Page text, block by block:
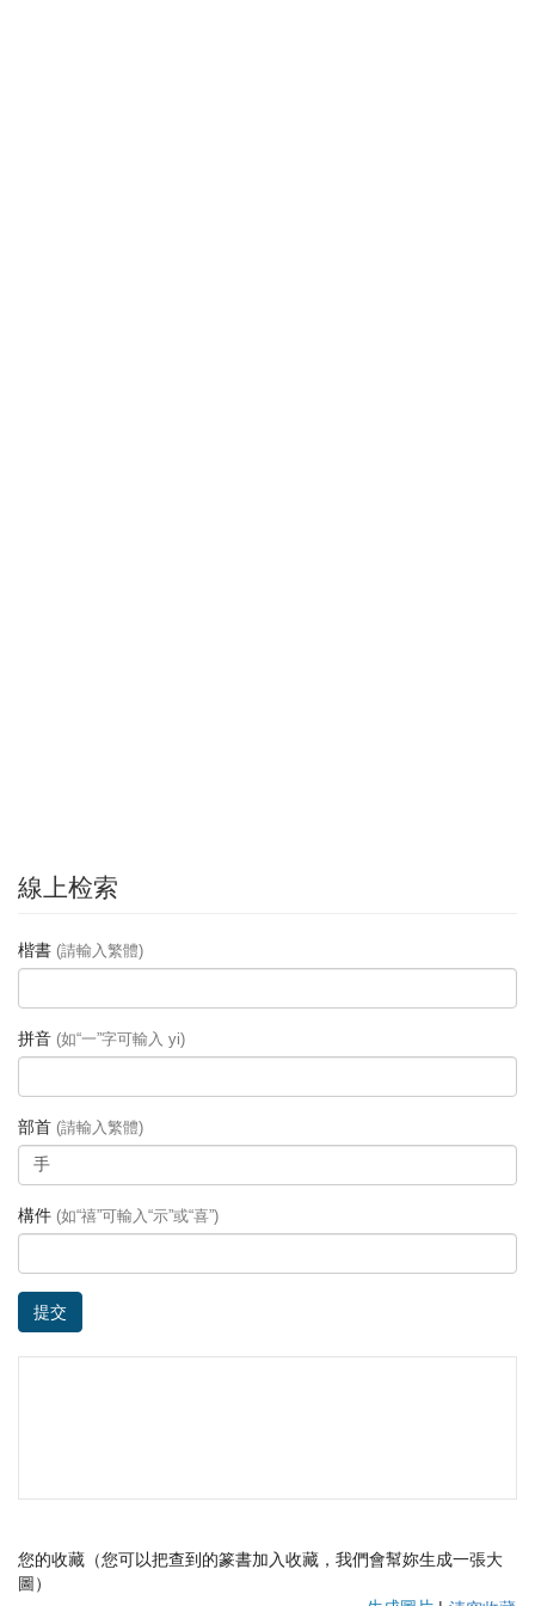
線上检索
楷書 (請輸入繁體)
拼音 (如“一”字可輸入 yi)
部首 (請輸入繁體)
構件 (如“禧”可輸入“示”或“喜”)
提交
您的收藏（您可以把查到的篆書加入收藏，我們會幫妳生成一張大
圖）